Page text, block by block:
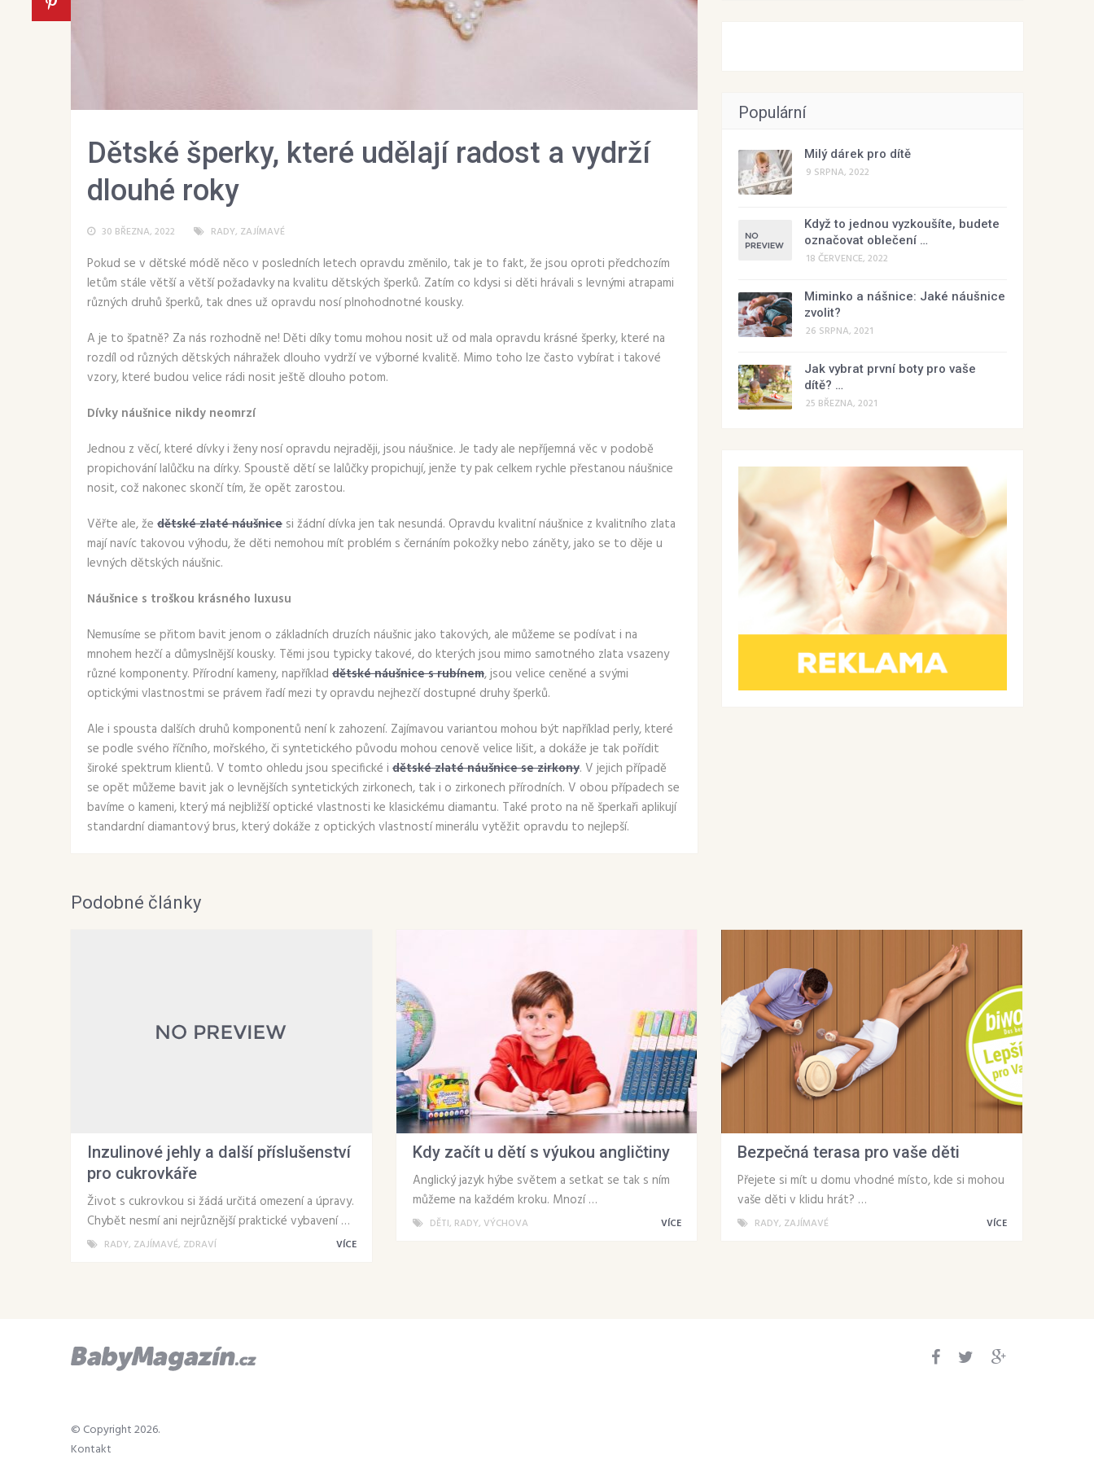
Dětské šperky, které udělají radost a vydrží
dlouhé roky
30 BŘEZNA, 2022 RADY, ZAJÍMAVÉ
Pokud se v dětské módě něco v posledních letech opravdu změnilo, tak je to fakt, že jsou oproti předchozím
letům stále větší a větší požadavky na kvalitu dětských šperků. Zatím co kdysi si děti hrávali s levnými atrapami
různých druhů šperků, tak dnes už opravdu nosí plnohodnotné kousky.
A je to špatně? Za nás rozhodně ne! Děti díky tomu mohou nosit už od mala opravdu krásné šperky, které na
rozdíl od různých dětských náhražek dlouho vydrží ve výborné kvalitě. Mimo toho lze často vybírat i takové
vzory, které budou velice rádi nosit ještě dlouho potom.
Dívky náušnice nikdy neomrzí
Jednou z věcí, které dívky i ženy nosí opravdu nejraději, jsou náušnice. Je tady ale nepříjemná věc v podobě
propichování lalůčku na dírky. Spoustě dětí se lalůčky propichují, jenže ty pak celkem rychle přestanou náušnice
nosit, což nakonec skončí tím, že opět zarostou.
Věřte ale, že dětské zlaté náušnice si žádní dívka jen tak nesundá. Opravdu kvalitní náušnice z kvalitního zlata
mají navíc takovou výhodu, že děti nemohou mít problém s černáním pokožky nebo záněty, jako se to děje u
levných dětských náušnic.
Náušnice s troškou krásného luxusu
Nemusíme se přitom bavit jenom o základních druzích náušnic jako takových, ale můžeme se podívat i na
mnohem hezčí a důmyslnější kousky. Těmi jsou typicky takové, do kterých jsou mimo samotného zlata vsazeny
různé komponenty. Přírodní kameny, například dětské náušnice s rubínem, jsou velice ceněné a svými
optickými vlastnostmi se právem řadí mezi ty opravdu nejhezčí dostupné druhy šperků.
Ale i spousta dalších druhů komponentů není k zahození. Zajímavou variantou mohou být například perly, které
se podle svého říčního, mořského, či syntetického původu mohou cenově velice lišit, a dokáže je tak pořídit
široké spektrum klientů. V tomto ohledu jsou specifické i dětské zlaté náušnice se zirkony. V jejich případě
se opět můžeme bavit jak o levnějších syntetických zirkonech, tak i o zirkonech přírodních. V obou případech se
bavíme o kameni, který má nejbližší optické vlastnosti ke klasickému diamantu. Také proto na ně šperkaři aplikují
standardní diamantový brus, který dokáže z optických vlastností minerálu vytěžit opravdu to nejlepší.
Populární
Milý dárek pro dítě
9 SRPNA, 2022
Když to jednou vyzkoušíte, budete
označovat oblečení …
18 ČERVENCE, 2022
Miminko a nášnice: Jaké náušnice
zvolit?
26 SRPNA, 2021
Jak vybrat první boty pro vaše
dítě? …
25 BŘEZNA, 2021
Podobné články
Inzulinové jehly a další příslušenství
pro cukrovkáře
Život s cukrovkou si žádá určitá omezení a úpravy.
Chybět nesmí ani nejrůznější praktické vybavení …
RADY, ZAJÍMAVÉ, ZDRAVÍ VÍCE
Kdy začít u dětí s výukou angličtiny
Anglický jazyk hýbe světem a setkat se tak s ním
můžeme na každém kroku. Mnozí …
DĚTI, RADY, VÝCHOVA VÍCE
Bezpečná terasa pro vaše děti
Přejete si mít u domu vhodné místo, kde si mohou
vaše děti v klidu hrát? …
RADY, ZAJÍMAVÉ VÍCE
© Copyright 2026.
Kontakt